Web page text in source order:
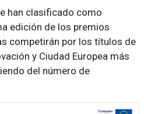
han clasificado como
edición de los premios
competirán por los títulos de
y Ciudad Europea más
del número de